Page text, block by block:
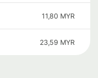
11,80 MYR
23,59 MYR